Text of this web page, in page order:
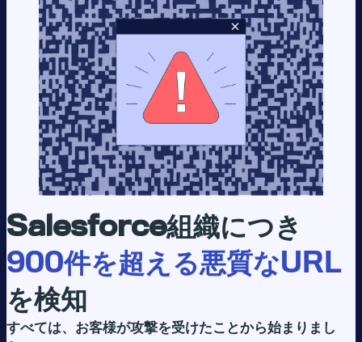
Salesforce組織につき
900件を超える悪質なURL
を検知
すべては、お客様が攻撃を受けたことから始まりまし